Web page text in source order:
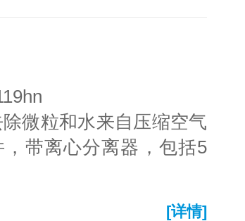
微粒和水来自压缩空气
带离心分离器，包括5
[详情]